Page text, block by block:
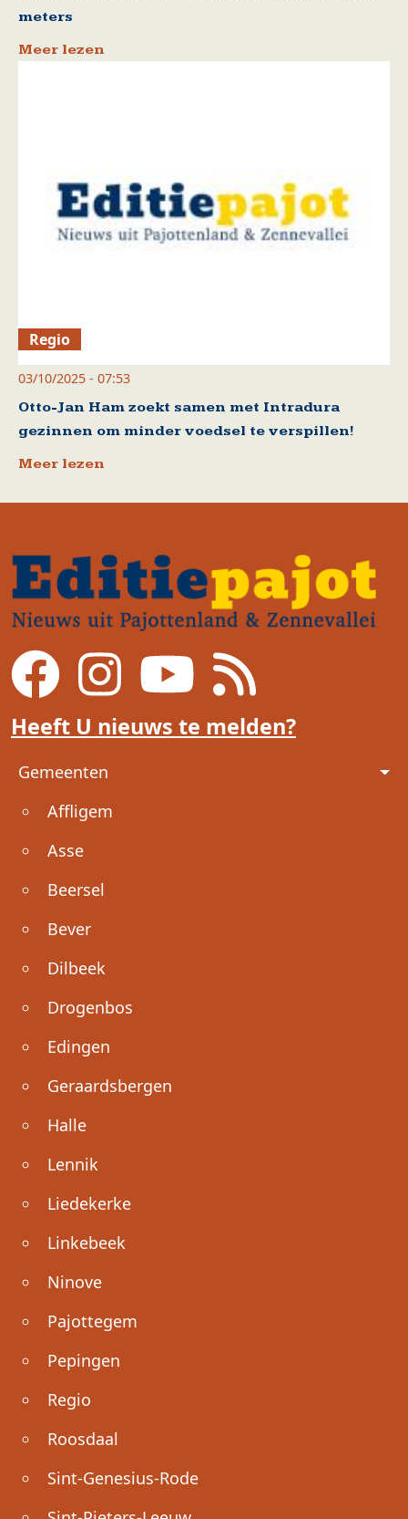
meters
Meer lezen
Regio
03/10/2025 - 07:53
Otto-Jan Ham zoekt samen met Intradura
gezinnen om minder voedsel te verspillen!
Meer lezen
Heeft U nieuws te melden?
Voet
Gemeenten
Affligem
Asse
Beersel
Bever
Dilbeek
Drogenbos
Edingen
Geraardsbergen
Halle
Lennik
Liedekerke
Linkebeek
Ninove
Pajottegem
Pepingen
Regio
Roosdaal
Sint-Genesius-Rode